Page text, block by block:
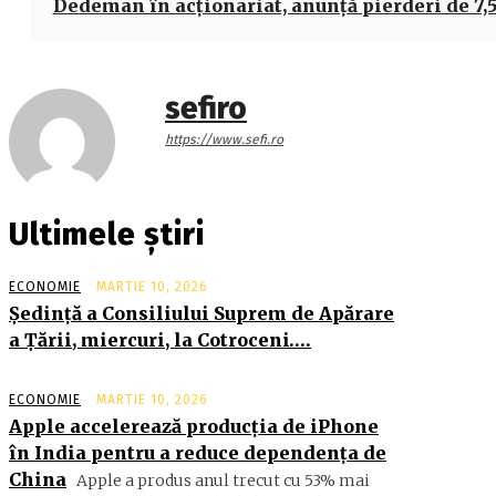
Dedeman în acţionariat, anunţă pierderi de
sefiro
https://www.sefi.ro
Ultimele știri
ECONOMIE MARTIE 10, 2026
Şedinţă a Consiliului Suprem de Apărare
a Ţării, miercuri, la Cotroceni….
ECONOMIE MARTIE 10, 2026
Apple accelerează producția de iPhone
în India pentru a reduce dependența de
China Apple a produs anul trecut cu 53% mai